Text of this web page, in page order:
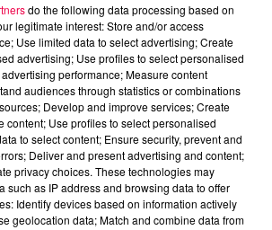
do the following data processing based on
legitimate interest: Store and/or access
Use limited data to select advertising; Create
advertising; Use profiles to select personalised
performance; Measure content
audiences through statistics or combinations
Develop and improve services; Create
content; Use profiles to select personalised
to select content; Ensure security, prevent and
Deliver and present advertising and content;
privacy choices. These technologies may
such as IP address and browsing data to offer
Identify devices based on information actively
geolocation data; Match and combine data from